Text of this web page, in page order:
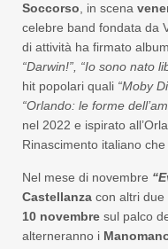
Soccorso , in scena
celebre band fondata da
di attività ha firmato
“Darwin!”, “Io sono nato
hit popolari quali “Moby
“Orlando: le forme
nel 2022 e ispirato
Rinascimento italiano
Nel mese di novembre
Castellanza con altri due
10 novembre sul palco
alterneranno i